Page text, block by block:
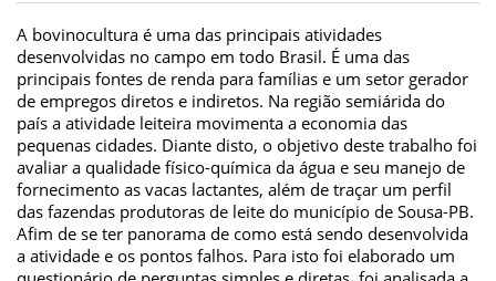
A bovinocultura é uma das principais atividades
desenvolvidas no campo em todo Brasil. É uma das
principais fontes de renda para famílias e um setor gerador
de empregos diretos e indiretos. Na região semiárida do
país a atividade leiteira movimenta a economia das
pequenas cidades. Diante disto, o objetivo deste trabalho foi
avaliar a qualidade físico-química da água e seu manejo de
fornecimento as vacas lactantes, além de traçar um perfil
das fazendas produtoras de leite do município de Sousa-PB.
Afim de se ter panorama de como está sendo desenvolvida
a atividade e os pontos falhos. Para isto foi elaborado um